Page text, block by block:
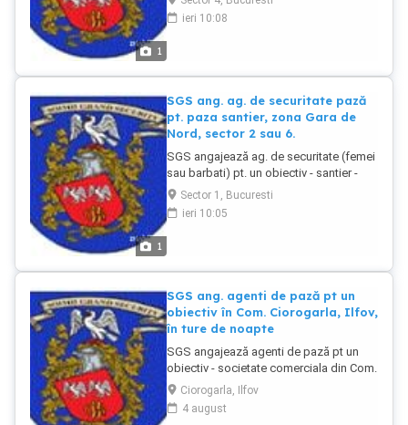
1
Sectoarele 1, 3,4 și 5 și 6 Bucuresti.
Condiții: seriozitate, fără înscrierea în
ar fi un avantaj, minim 8 clase.
ieri 10:08
1
SGS ang. ag. de securitate pază
pt. paza santier, zona Gara de
Nord, sector 2 sau 6.
SGS angajează ag. de securitate (femei
sau barbati) pt. un obiectiv - santier -
control acces - sector 1: zona Gara de
Nord. De asemnea, santiere în Zona
Gara Basarab, sector 6 ori Gara de Est,
adresa dl Buzatu Claudiu.
Sector 1, Bucuresti
ieri 10:05
SGS ang. agenti de pază pt un
obiectiv în Com. Ciorogarla, Ilfov,
în ture de noapte
SGS angajează agenti de pază pt un
obiectiv - societate comerciala din Com.
Ciorogarla, Jud. Ilfov, în ture de noapte.
Obiectivul se afla în Calea Bucuresti -
linie autobuze STB. Se solicită cazier
Ciorogarla, Ilfov
4 august